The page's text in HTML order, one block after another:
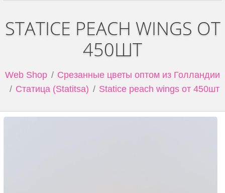
STATICE PEACH WINGS ОТ
450ШТ
Web Shop
Срезанные цветы оптом из Голландии
Статица (Statitsa)
Statice peach wings от 450шт